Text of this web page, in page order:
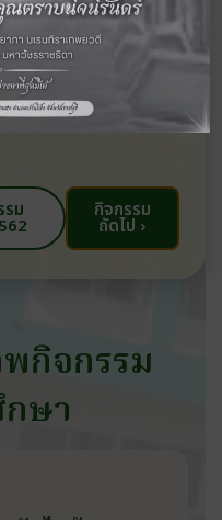
ม กิจกรรม
ถัดไป ›
กิจกรรม
ษา